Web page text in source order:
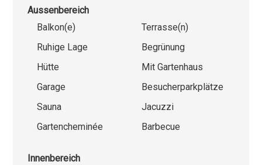
Aussenbereich
Balkon(e)
Terrasse(n)
Ruhige Lage
Begrünung
Hütte
Mit Gartenhaus
Garage
Besucherparkplätze
Sauna
Jacuzzi
Gartencheminée
Barbecue
Innenbereich